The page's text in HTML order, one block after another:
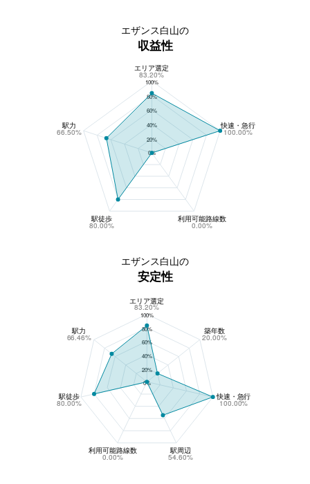
エザンス白山の
収益性
エザンス白山の収益性
100%
80%
60%
40%
20%
0%
エリア選定
83.20%
駅力
66.50%
駅徒歩
80.00%
利用可能路線数
0.00%
快速・急行
100.00%
エザンス白山の
安定性
100%
80%
60%
40%
20%
0%
エリア選定
83.20%
駅力
66.46%
駅徒歩
80.00%
利用可能路線数
0.00%
駅周辺
54.60%
快速・急行
100.00%
築年数
20.00%